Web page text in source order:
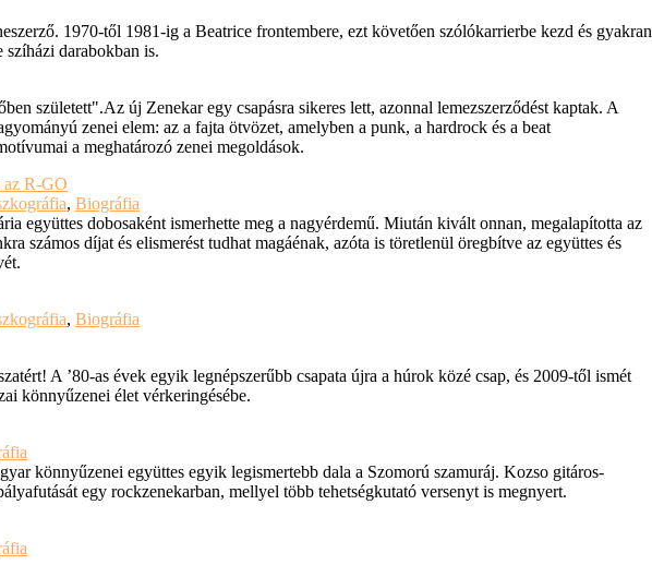
1970-től 1981-ig a Beatrice frontembere, ezt követően szólókarrierbe kezd és gyakran
darabokban is.
született".Az új Zenekar egy csapásra sikeres lett, azonnal lemezszerződést kaptak. A
zenei elem: az a fajta ötvözet, amelyben a punk, a hardrock és a beat
a meghatározó zenei megoldások.
az R-GO
, Biográfia
együttes dobosaként ismerhette meg a nagyérdemű. Miután kivált onnan, megalapította az
számos díjat és elismerést tudhat magáénak, azóta is töretlenül öregbítve az együttes és
, Biográfia
A ’80-as évek egyik legnépszerűbb csapata újra a húrok közé csap, és 2009-től ismét
könnyűzenei élet vérkeringésébe.
könnyűzenei együttes egyik legismertebb dala a Szomorú szamuráj. Kozso gitáros-
egy rockzenekarban, mellyel több tehetségkutató versenyt is megnyert.